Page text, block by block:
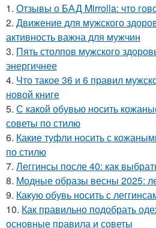
1. Отзывы о БАД Mirrolla: что
2. Движение для мужского
активность важна для мужчин
3. Пять столпов мужского
энергичнее
4. Что такое 36 и 6 правил
новой книге
5. С какой обувью носить
советы по стилю
6. Какие туфли носить с
по стилю
7. Леггинсы после 40: как
8. Модные образы весны 2025:
9. Какую обувь носить с
10. Как правильно подобрать
основные правила и советы